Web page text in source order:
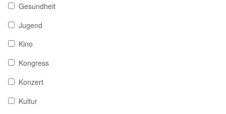
Gesundheit
Jugend
Kino
Kongress
Konzert
Kultur